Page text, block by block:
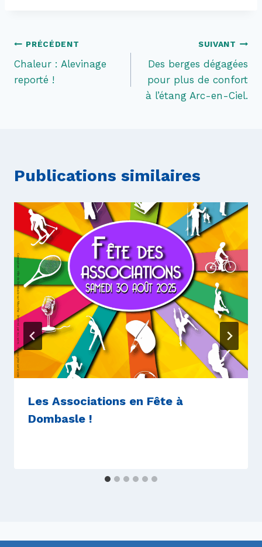
Navigation
de
PRÉCÉDENT
Chaleur : Alevinage
reporté !
SUIVANT
Des berges dégagées
pour plus de confort
à l’étang Arc-en-Ciel.
Publications similaires
Les Associations en Fête à
Dombasle !